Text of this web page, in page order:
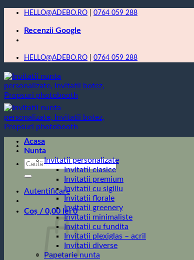
Skip
content
HELLO@ADEBO.RO 0764 059 288
Recenzii Google
HELLO@ADEBO.RO 0764 059 288
Caută
Autentificare
Coș / 0,00 lei 0
Acasa
Nunta
Invitatii personalizate
Invitatii clasice
Invitatii premium
Invitatii cu sigiliu
Invitatii florale
Invitatii greenery
Invitatii minimaliste
Invitatii cu fundita
Invitatii plexiglas – acril
Invitatii diverse
Papetarie nunta